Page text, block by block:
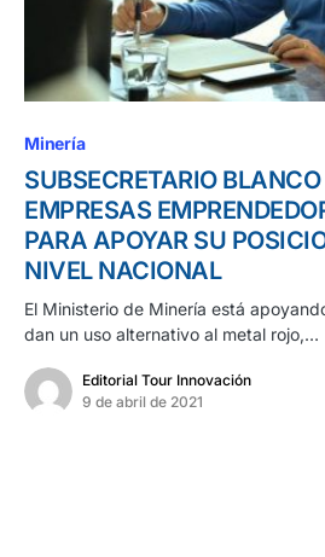
Minería
SUBSECRETARIO
EMPRESAS
PARA APOYAR SU
NIVEL NACIONAL
El Ministerio de Minería está
dan un uso alternativo al metal rojo,…
Editorial Tour Innovación
9 de abril de 2021